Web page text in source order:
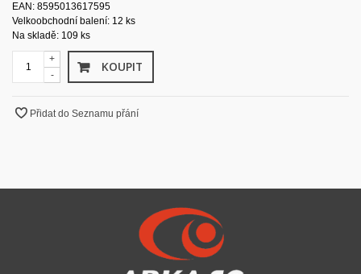
EAN: 8595013617595
Velkoobchodní balení: 12 ks
Na skladě: 109 ks
-
+ KOUPIT
Přidat do Seznamu přání